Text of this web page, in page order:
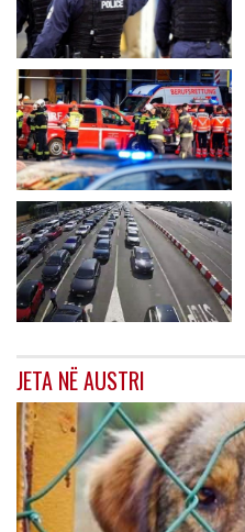
GJERMANI
JETA NË AUSTRI